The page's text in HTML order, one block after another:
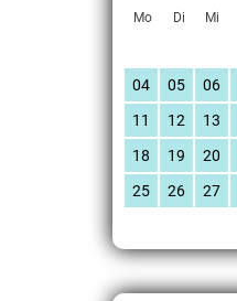
Mo Di Mi
04
05 06
11
12 13
18
19 20
25
26 27